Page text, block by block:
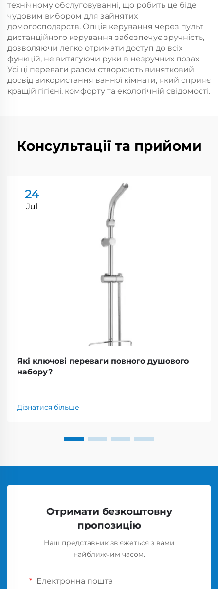
технічному обслуговуванні, що робить це біде
чудовим вибором для зайнятих
домогосподарств. Опція керування через пульт
дистанційного керування забезпечує зручність,
дозволяючи легко отримати доступ до всіх
функцій, не витягуючи руки в незручних позах.
Усі ці переваги разом створюють винятковий
досвід використання ванної кімнати, який сприяє
кращій гігієні, комфорту та екологічній свідомості.
Консультації та прийоми
24
Jul
Які ключові переваги повного душового
набору?
Дізнатися більше
Отримати безкоштовну
пропозицію
Наш представник зв'яжеться з вами
найближчим часом.
Електронна пошта